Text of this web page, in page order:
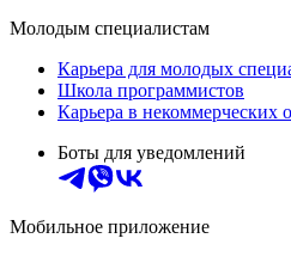
Молодым специалистам
Карьера для молодых
Школа программистов
Карьера в некоммерческих
Боты для уведомлений
Мобильное приложение